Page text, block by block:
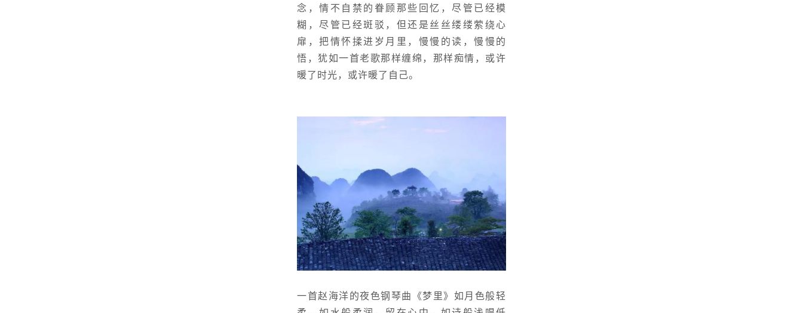
念，情不自禁的眷顾那些回忆，尽管已经模
糊，尽管已经斑驳，但还是丝丝缕缕萦绕心
扉，把情怀揉进岁月里，慢慢的读，慢慢的
悟，犹如一首老歌那样缠绵，那样痴情，或许
暖了时光，或许暖了自己。
一首赵海洋的夜色钢琴曲《梦里》如月色般轻